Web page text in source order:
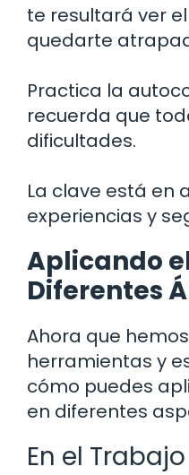
te resultará ver
quedarte
Practica la
recuerda que
dificultades.
La clave está en
experiencias y
Aplicando
Diferentes
Ahora que
herramientas y
cómo puedes
en diferentes
En el Trabajo